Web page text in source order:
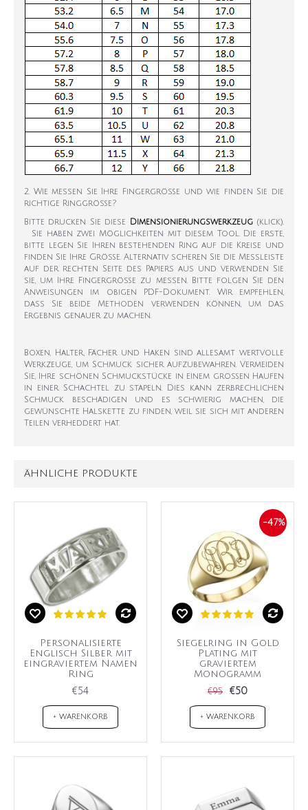
2. Wie messen Sie Ihre Fingergröße und wie finden Sie die
richtige Ringgröße?
Bitte drucken Sie diese Dimensionierungswerkzeug (klick).
Sie haben zwei Möglichkeiten mit diesem Tool. Die erste,
bitte legen Sie Ihren bestehenden Ring auf die Kreise und
finden Sie Ihre Größe. Alternativ scheren Sie die Messleiste
auf der rechten Seite des Papiers aus und verwenden Sie
sie, um Ihre Fingergröße zu messen. Bitte folgen Sie den
Anweisungen im obigen PDF-Dokument. Wir empfehlen,
dass Sie beide Methoden verwenden können, um das
Ergebnis genauer zu machen.
Boxen, Halter, Fächer und Haken sind allesamt wertvolle
Werkzeuge, um Schmuck sicher aufzubewahren. Vermeiden
Sie, Ihre schönen Schmuckstücke in einem großen Haufen
in einer Schachtel zu stapeln. Dies kann zerbrechlichen
Schmuck beschädigen und es schwierig machen, die
gewünschte Halskette zu finden, weil sie sich mit anderen
Teilen verheddert hat.
ÄHNLICHE PRODUKTE
Personalisierte
Englisch Silber mit
eingraviertem Namen
Ring
€54
+ WARENKORB
-47%
Siegelring in Gold
Plating mit
graviertem
Monogramm
€95 €50
+ WARENKORB